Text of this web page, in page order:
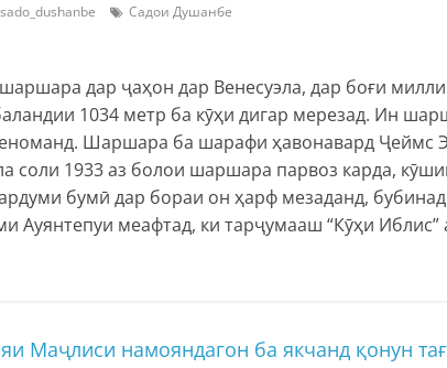
sado_dushanbe Садои Душанбе
дар ҷаҳон дар Венесуэла, дар боғи
1034 метр ба кӯҳи дигар мерезад. Ин
Шаршара ба шарафи ҳавонавард Ҷеймс
соли 1933 аз болои шаршара парвоз карда,
бумӣ дар бораи он ҳарф мезаданд,
Ауянтепуи меафтад, ки тарҷумааш “Кӯҳи Иблис”
Маҷлиси намояндагон ба якчанд қонун